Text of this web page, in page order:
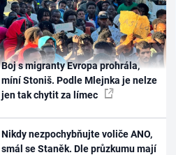
Boj s migranty Evropa prohrála,
míní Stoniš. Podle Mlejnka je nelze
jen tak chytit za límec
Nikdy nezpochybňujte voliče ANO,
smál se Staněk. Dle průzkumu mají